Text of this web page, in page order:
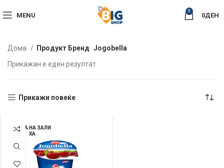
MENU
0
0ДЕН
Дома Продукт Бренд Jogobella
Прикажан е еден резултат
Прикажи повеќе
НЕМА НА ЗАЛИ
ХА